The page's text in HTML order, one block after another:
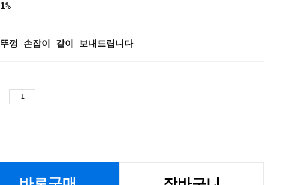
1%
뚜껑 손잡이 같이 보내드립니다